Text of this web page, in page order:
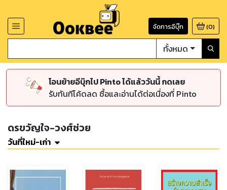
จัดการอีบุ๊ก (0)
ทั้งหมด
โอนย้ายอีบุ๊กไป Pinto ได้แล้ววันนี้ กดเลย
รับทันทีโค้ดลด ซื้อและอ่านได้ต่อเนื่องที่ Pinto
ดรขวัญใจ-วงศ์ช่วย
วันที่ใหม่-เก่า